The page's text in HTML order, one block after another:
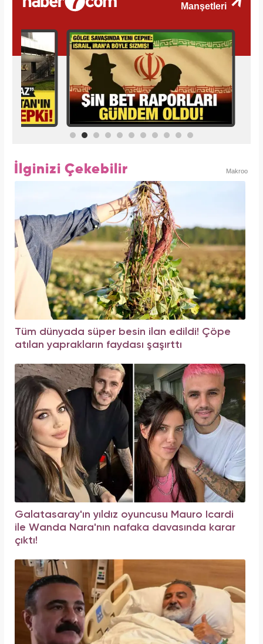
İlginizi Çekebilir Makroo
Tüm dünyada süper besin ilan edildi! Çöpe
atılan yaprakların faydası şaşırttı
Galatasaray'ın yıldız oyuncusu Mauro Icardi
ile Wanda Nara'nın nafaka davasında karar
çıktı!